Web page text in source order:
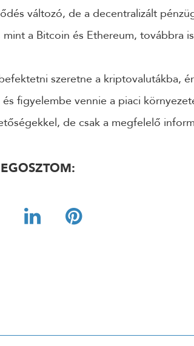
változó, de a decentralizált
a Bitcoin és Ethereum, továbbra
szeretne a kriptovalutákba,
figyelembe vennie a piaci
de csak a megfelelő